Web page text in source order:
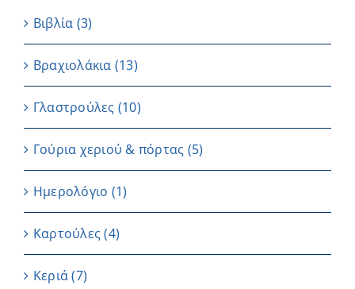
Βιβλία (3)
Βραχιολάκια (13)
Γλαστρούλες (10)
Γούρια χεριού & πόρτας (5)
Ημερολόγιο (1)
Καρτούλες (4)
Κεριά (7)